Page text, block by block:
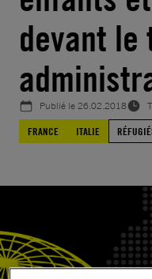
devant le
Publié le26.02.2018
FRANCE
ITALIE